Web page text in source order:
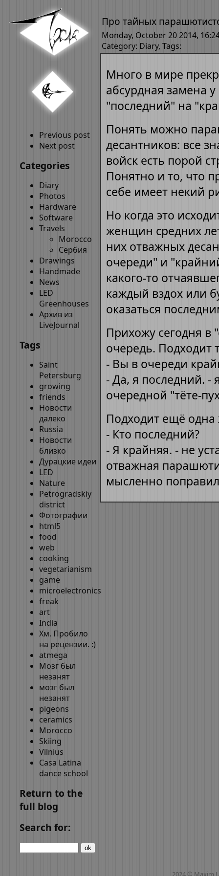
Previous post
Next post
Categories
Diary
Photos
Hardware
Software
Travels
Morocco
Сербия
Drawings
Handmade
News
LED
Greenhouses
Архив из
LiveJournal
Tags
Saint
Petersburg
growing
friends
Новости
далеко
Russia
Новости
близко
Дурацкие идеи
LED
Nature
Petrogradskiy
district
Фотографии
html5
food
web
cooking
vegetarianism
game
microelectronics
freak
art
India
Хм. Пробило
на рецензии. :)
atmega
Мозг был
незанят
мозг был
незанят
pigeons
ceramics
Morocco
Skiing
Vilnius
Casa Latina
dance school
Return to the
full blog
Search for:
Про тайных
Monday, October 20 2014,
Category: Diary, Tags:
Много в мире
абсурдная замена
"последний" на
Понять можно
десантников: все
войск есть порой
Понятно и то, что
себе имеет некий
Но когда это
женщин средних
них отважных
очереди" и
какого-то
каждый вздох или
оказаться
Прихожу сегодня в
очередь. Подходит
- Вы в очереди
- Да, я последний. -
очередной "тёте-
Подходит ещё
- Кто последний?
- Я крайняя. - не
отважная
мысленно
2024 © Maxim